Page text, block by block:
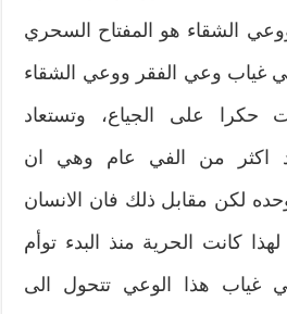
الشقاء هو المفتاح السحري
غياب وعي الفقر ووعي الشقاء
حكرا على الجياع، وتستعاد
اكثر من الفي عام وهي ان
وحده لكن مقابل ذلك فان الانسان
كانت الحرية منذ البدء توأم
غياب هذا الوعي تتحول الى